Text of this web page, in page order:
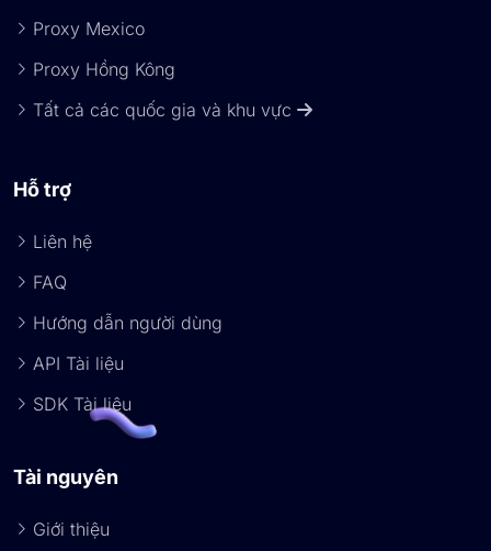
Proxy Mexico
Proxy Hồng Kông
Tất cả các quốc gia và khu vực
Hỗ trợ
Liên hệ
FAQ
Hướng dẫn người dùng
API Tài liệu
SDK Tài liệu
Tài nguyên
Giới thiệu